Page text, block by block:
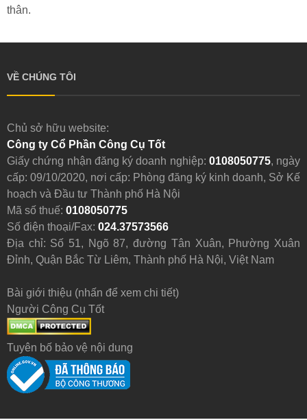
thân.
VỀ CHÚNG TÔI
Chủ sở hữu website:
Công ty Cổ Phần Công Cụ Tốt
Giấy chứng nhận đăng ký doanh nghiệp: 0108050775, ngày
cấp: 09/10/2020, nơi cấp: Phòng đăng ký kinh doanh, Sở Kế
hoạch và Đầu tư Thành phố Hà Nội
Mã số thuế: 0108050775
Số điện thoại/Fax: 024.37573566
Địa chỉ: Số 51, Ngõ 87, đường Tân Xuân, Phường Xuân
Đỉnh, Quận Bắc Từ Liêm, Thành phố Hà Nội, Việt Nam
Bài giới thiệu (nhấn để xem chi tiết)
Người Công Cụ Tốt
Tuyên bố bảo vệ nội dung